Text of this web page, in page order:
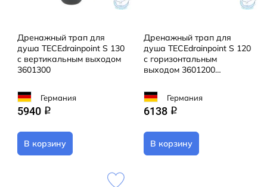
Дренажный трап для
душа TECEdrainpoint S 130
с вертикальным выходом
3601300
Германия
5940 q
В корзину
Дренажный трап для
душа TECEdrainpoint S 120
с горизонтальным
выходом 3601200
Германия
6138 q
В корзину